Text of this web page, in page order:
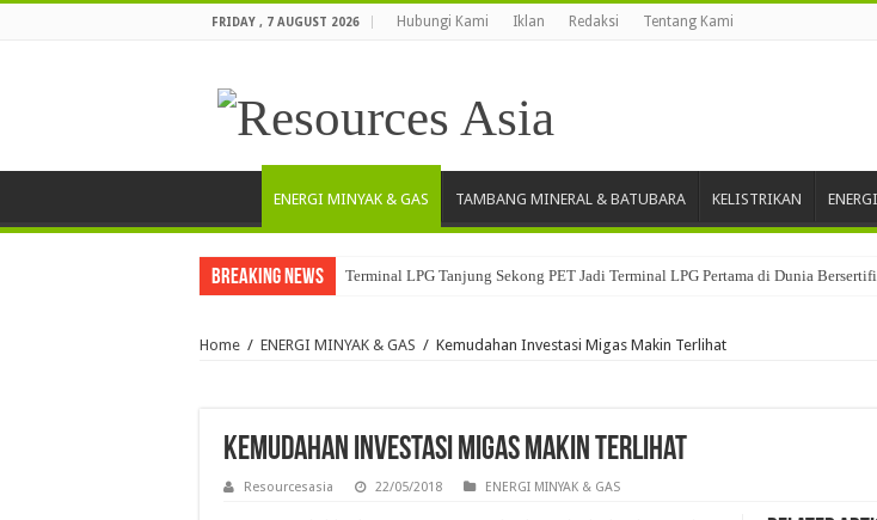
FRIDAY , 7 AUGUST 2026 Hubungi Kami Iklan Redaksi Tentang Kami
ENERGI MINYAK & GAS TAMBANG MINERAL & BATUBARA KELISTRIKAN
Breaking News Terminal LPG Tanjung Sekong PET Jadi Terminal LPG Pertama di Dunia
Home / ENERGI MINYAK & GAS / Kemudahan Investasi Migas Makin Terlihat
Kemudahan Investasi Migas Makin Terlihat
Resourcesasia 22/05/2018 ENERGI MINYAK & GAS